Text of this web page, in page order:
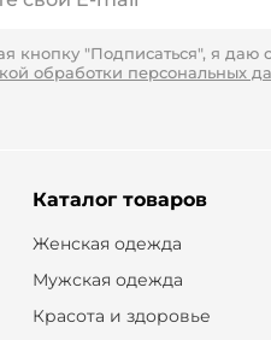
кнопку "Подписаться", я даю
обработки персональных
Каталог товаров
Женская одежда
Мужская одежда
Красота и здоровье